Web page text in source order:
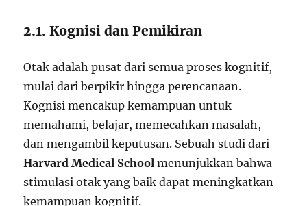
2.1. Kognisi dan Pemikiran
Otak adalah pusat dari semua proses kognitif,
mulai dari berpikir hingga perencanaan.
Kognisi mencakup kemampuan untuk
memahami, belajar, memecahkan masalah,
dan mengambil keputusan. Sebuah studi dari
Harvard Medical School menunjukkan bahwa
stimulasi otak yang baik dapat meningkatkan
kemampuan kognitif.